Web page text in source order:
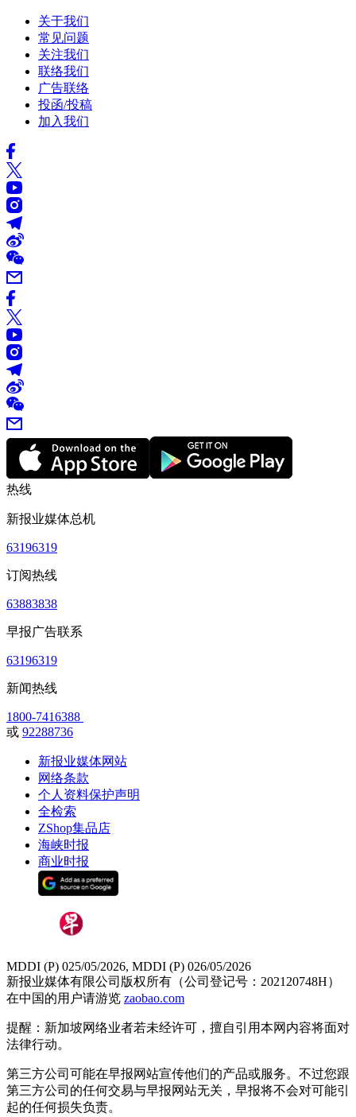
关于我们
常见问题
关注我们
联络我们
广告联络
投函/投稿
加入我们
热线
新报业媒体总机
63196319
订阅热线
63883838
早报广告联系
63196319
新闻热线
1800-7416388
或 92288736
新报业媒体网站
网络条款
个人资料保护声明
全检索
ZShop集品店
海峡时报
商业时报
MDDI (P) 025/05/2026, MDDI (P) 026/05/2026
新报业媒体有限公司版权所有（公司登记号：202120748H）
在中国的用户请游览 zaobao.com
提醒：新加坡网络业者若未经许可，擅自引用本网内容将面对
法律行动。
第三方公司可能在早报网站宣传他们的产品或服务。不过您跟
第三方公司的任何交易与早报网站无关，早报将不会对可能引
起的任何损失负责。